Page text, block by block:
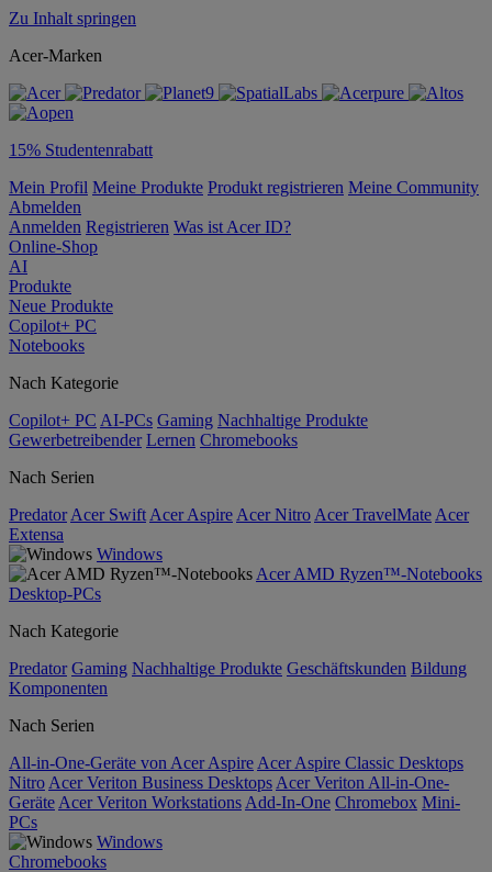
Zu Inhalt springen
Acer-Marken
15% Studentenrabatt
Mein Profil Meine Produkte Produkt registrieren Meine Community
Abmelden
Anmelden Registrieren Was ist Acer ID?
Online-Shop
AI
Produkte
Neue Produkte
Copilot+ PC
Notebooks
Nach Kategorie
Copilot+ PC AI-PCs Gaming Nachhaltige Produkte
Gewerbetreibender Lernen Chromebooks
Nach Serien
Predator Acer Swift Acer Aspire Acer Nitro Acer TravelMate Acer
Extensa
Windows
Acer AMD Ryzen™-Notebooks
Desktop-PCs
Nach Kategorie
Predator Gaming Nachhaltige Produkte Geschäftskunden Bildung
Komponenten
Nach Serien
All-in-One-Geräte von Acer Aspire Acer Aspire Classic Desktops
Nitro Acer Veriton Business Desktops Acer Veriton All-in-One-
Geräte Acer Veriton Workstations Add-In-One Chromebox Mini-
PCs
Windows
Chromebooks